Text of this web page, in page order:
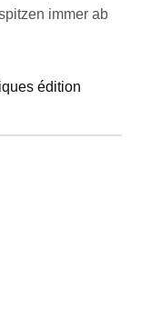
immer ab
édition